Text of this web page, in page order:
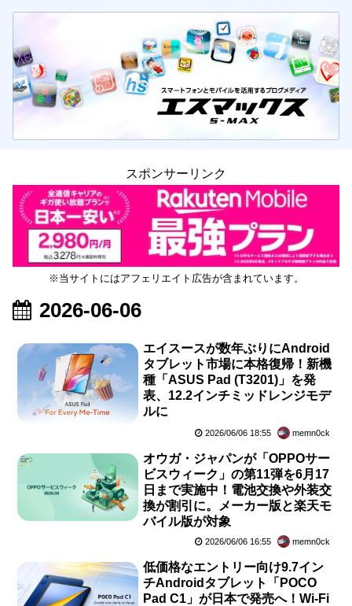
スポンサーリンク
※当サイトにはアフェリエイト広告が含まれています。
2026-06-06
エイスースが数年ぶりにAndroid
タブレット市場に本格復帰！新機
種「ASUS Pad (T3201)」を発
表、12.2インチミッドレンジモデ
ルに
2026/06/06 18:55 memn0ck
オウガ・ジャパンが「OPPOサー
ビスウィーク」の第11弾を6月17
日まで実施中！電池交換や外装交
換が割引に。メーカー版と楽天モ
バイル版が対象
2026/06/06 16:55 memn0ck
低価格なエントリー向け9.7イン
チAndroidタブレット「POCO
Pad C1」が日本で発売へ！Wi-Fi